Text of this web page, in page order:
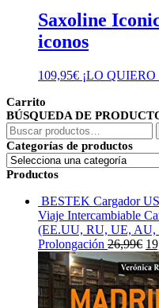
Saxoline
iconos
109,95€ ¡LO
Carrito
BÚSQUEDA DE
Buscar
por:
Categorías de productos
Productos
BESTEK Cargador
Viaje Intercambiable
(EE.UU, RU, UE, AU,
Prolongación 26,99€ El